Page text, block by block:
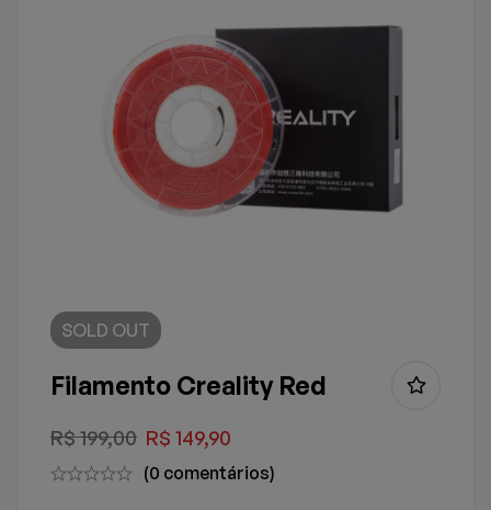
SOLD OUT
Filamento Creality Red
R$199,00 R$ 149,90
(0 comentários)